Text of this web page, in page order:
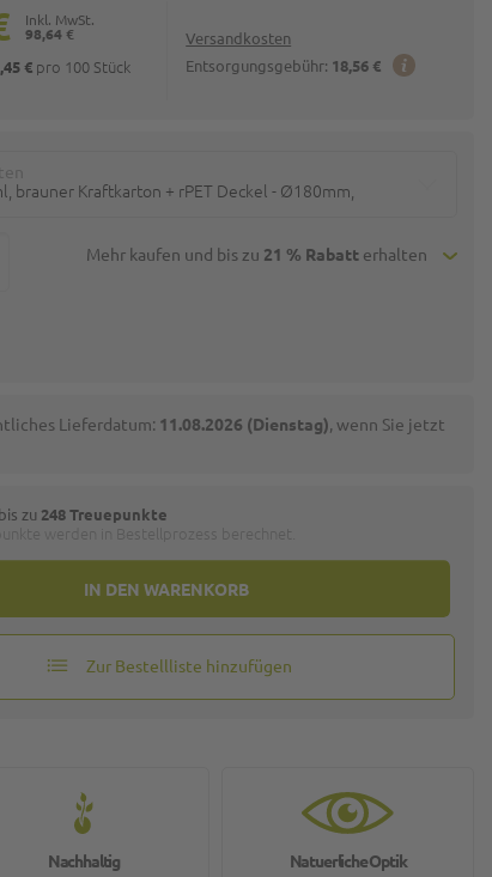
Versandkosten
Entsorgungsgebühr: 18,56 €
98,64 €
€ pro 100 Stück
brauner Kraftkarton + rPET Deckel - Ø180mm,
Mehr kaufen und bis zu 21 % Rabatterhalten
IN DEN WARENKORB
Lieferdatum: 11.08.2026 (Dienstag), wenn Sie jetzt
zu 248 Treuepunkte
Zur Bestellliste hinzufügen
Nachhaltig Natuerliche Optik